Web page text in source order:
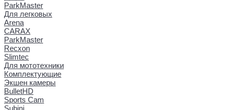
ParkMaster
Для легковых
Arena
CARAX
ParkMaster
Recxon
Slimtec
Для мототехники
Комплектующие
Экшен камеры
BulletHD
Sports Cam
Subini